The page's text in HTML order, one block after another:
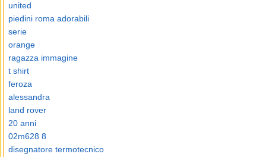
united
piedini roma adorabili
serie
orange
ragazza immagine
t shirt
feroza
alessandra
land rover
20 anni
02m628 8
disegnatore termotecnico